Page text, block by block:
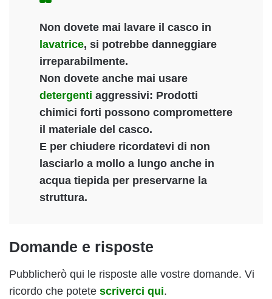
Non dovete mai lavare il casco in
lavatrice, si potrebbe danneggiare
irreparabilmente.
Non dovete anche mai usare
detergenti aggressivi: Prodotti
chimici forti possono compromettere
il materiale del casco.
E per chiudere ricordatevi di non
lasciarlo a mollo a lungo anche in
acqua tiepida per preservarne la
struttura.
Domande e risposte
Pubblicherò qui le risposte alle vostre domande. Vi
ricordo che potete scriverci qui.